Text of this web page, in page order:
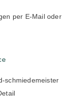
per E-Mail oder
schmiedemeister